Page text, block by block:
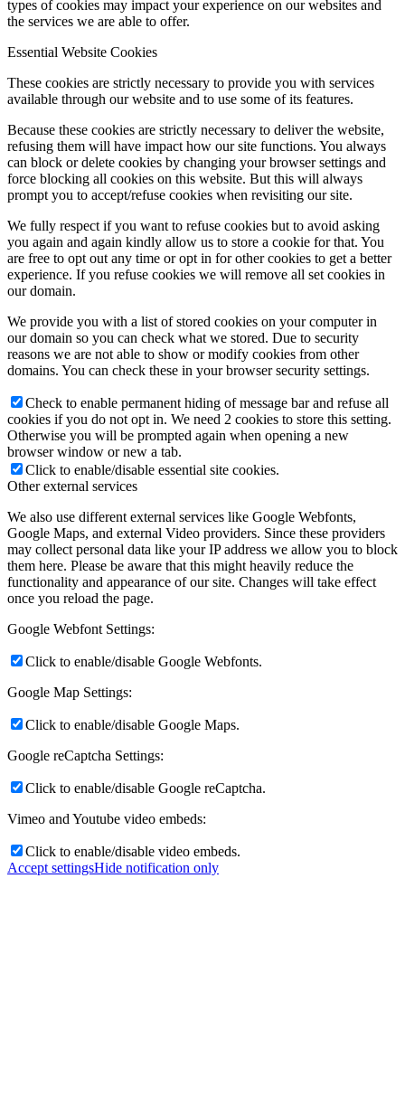
types of cookies may impact your experience on our websites and
the services we are able to offer.
Essential Website Cookies
These cookies are strictly necessary to provide you with services
available through our website and to use some of its features.
Because these cookies are strictly necessary to deliver the website,
refusing them will have impact how our site functions. You always
can block or delete cookies by changing your browser settings and
force blocking all cookies on this website. But this will always
prompt you to accept/refuse cookies when revisiting our site.
We fully respect if you want to refuse cookies but to avoid asking
you again and again kindly allow us to store a cookie for that. You
are free to opt out any time or opt in for other cookies to get a better
experience. If you refuse cookies we will remove all set cookies in
our domain.
We provide you with a list of stored cookies on your computer in
our domain so you can check what we stored. Due to security
reasons we are not able to show or modify cookies from other
domains. You can check these in your browser security settings.
Check to enable permanent hiding of message bar and refuse all
cookies if you do not opt in. We need 2 cookies to store this setting.
Otherwise you will be prompted again when opening a new
browser window or new a tab.
Click to enable/disable essential site cookies.
Other external services
We also use different external services like Google Webfonts,
Google Maps, and external Video providers. Since these providers
may collect personal data like your IP address we allow you to block
them here. Please be aware that this might heavily reduce the
functionality and appearance of our site. Changes will take effect
once you reload the page.
Google Webfont Settings:
Click to enable/disable Google Webfonts.
Google Map Settings:
Click to enable/disable Google Maps.
Google reCaptcha Settings:
Click to enable/disable Google reCaptcha.
Vimeo and Youtube video embeds:
Click to enable/disable video embeds.
Accept settingsHide notification only